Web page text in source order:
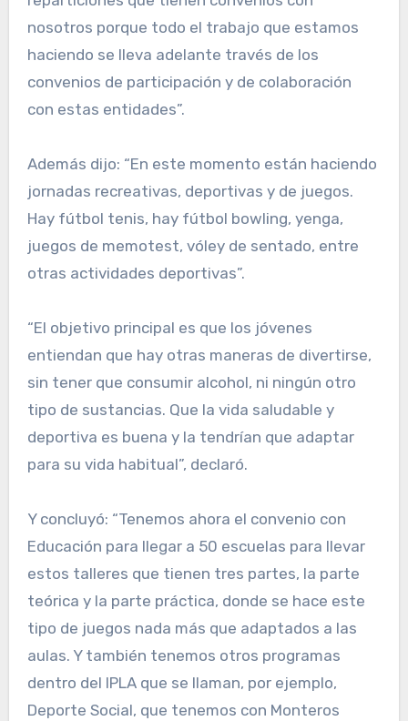
nosotros porque todo el trabajo que estamos
haciendo se lleva adelante través de los
convenios de participación y de colaboración
con estas entidades”.
Además dijo: “En este momento están haciendo
jornadas recreativas, deportivas y de juegos.
Hay fútbol tenis, hay fútbol bowling, yenga,
juegos de memotest, vóley de sentado, entre
otras actividades deportivas”.
“El objetivo principal es que los jóvenes
entiendan que hay otras maneras de divertirse,
sin tener que consumir alcohol, ni ningún otro
tipo de sustancias. Que la vida saludable y
deportiva es buena y la tendrían que adaptar
para su vida habitual”, declaró.
Y concluyó: “Tenemos ahora el convenio con
Educación para llegar a 50 escuelas para llevar
estos talleres que tienen tres partes, la parte
teórica y la parte práctica, donde se hace este
tipo de juegos nada más que adaptados a las
aulas. Y también tenemos otros programas
dentro del IPLA que se llaman, por ejemplo,
Deporte Social, que tenemos con Monteros